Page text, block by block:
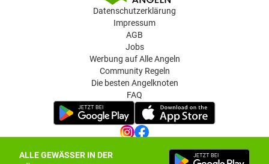
ALLE GEWÄSSER IN DER
Datenschutzerklärung
Impressum
AGB
Jobs
Werbung auf Alle Angeln
Community Regeln
Die besten Angelknoten
FAQ
Datenschutz-Einstellungen